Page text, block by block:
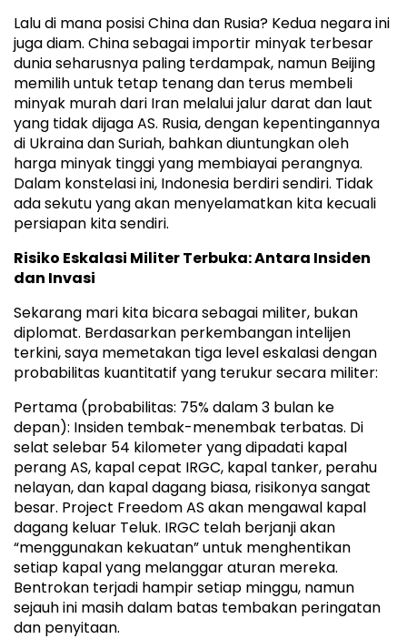
Lalu di mana posisi China dan Rusia? Kedua negara ini
juga diam. China sebagai importir minyak terbesar
dunia seharusnya paling terdampak, namun Beijing
memilih untuk tetap tenang dan terus membeli
minyak murah dari Iran melalui jalur darat dan laut
yang tidak dijaga AS. Rusia, dengan kepentingannya
di Ukraina dan Suriah, bahkan diuntungkan oleh
harga minyak tinggi yang membiayai perangnya.
Dalam konstelasi ini, Indonesia berdiri sendiri. Tidak
ada sekutu yang akan menyelamatkan kita kecuali
persiapan kita sendiri.
Risiko Eskalasi Militer Terbuka: Antara Insiden
dan Invasi
Sekarang mari kita bicara sebagai militer, bukan
diplomat. Berdasarkan perkembangan intelijen
terkini, saya memetakan tiga level eskalasi dengan
probabilitas kuantitatif yang terukur secara militer:
Pertama (probabilitas: 75% dalam 3 bulan ke
depan): Insiden tembak-menembak terbatas. Di
selat selebar 54 kilometer yang dipadati kapal
perang AS, kapal cepat IRGC, kapal tanker, perahu
nelayan, dan kapal dagang biasa, risikonya sangat
besar. Project Freedom AS akan mengawal kapal
dagang keluar Teluk. IRGC telah berjanji akan
“menggunakan kekuatan” untuk menghentikan
setiap kapal yang melanggar aturan mereka.
Bentrokan terjadi hampir setiap minggu, namun
sejauh ini masih dalam batas tembakan peringatan
dan penyitaan.